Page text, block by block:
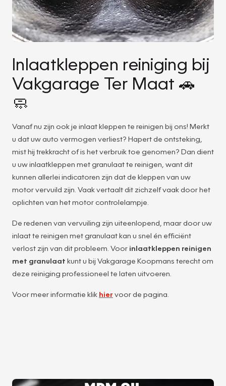
Inlaatkleppen reiniging bij
Vakgarage Ter Maat 🚗
🧼
Vanaf nu zijn ook je inlaat kleppen te reinigen bij ons! Merkt
u dat uw auto vermogen verliest? Hapert de ontsteking,
mist hij trekkracht of is het verbruik toe genomen? Dan dient
u uw inlaatkleppen met granulaat te reinigen, want dit
kunnen allerlei indicatoren zijn dat de kleppen van uw
motor vervuild zijn. Vaak vertaalt dit zichzelf vaak door het
oplichten van het motor controlelampje.
De redenen van vervuiling zijn uiteenlopend, maar door uw
inlaat te reinigen met granulaat kan u snel én efficiënt
verlost zijn van dit probleem. Voor inlaatkleppen reinigen
met granulaat kunt u bij Vakgarage Koopmans terecht om
deze reiniging professioneel te laten uitvoeren.
Voor meer informatie klik hiervoor de pagina.